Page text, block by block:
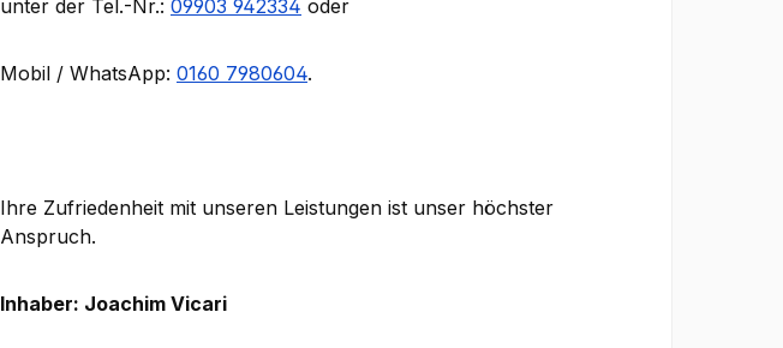
unter der Tel.-Nr.: 09903 942334 oder
Mobil / WhatsApp: 0160 7980604.
Ihre Zufriedenheit mit unseren Leistungen ist unser höchster
Anspruch.
Inhaber: Joachim Vicari